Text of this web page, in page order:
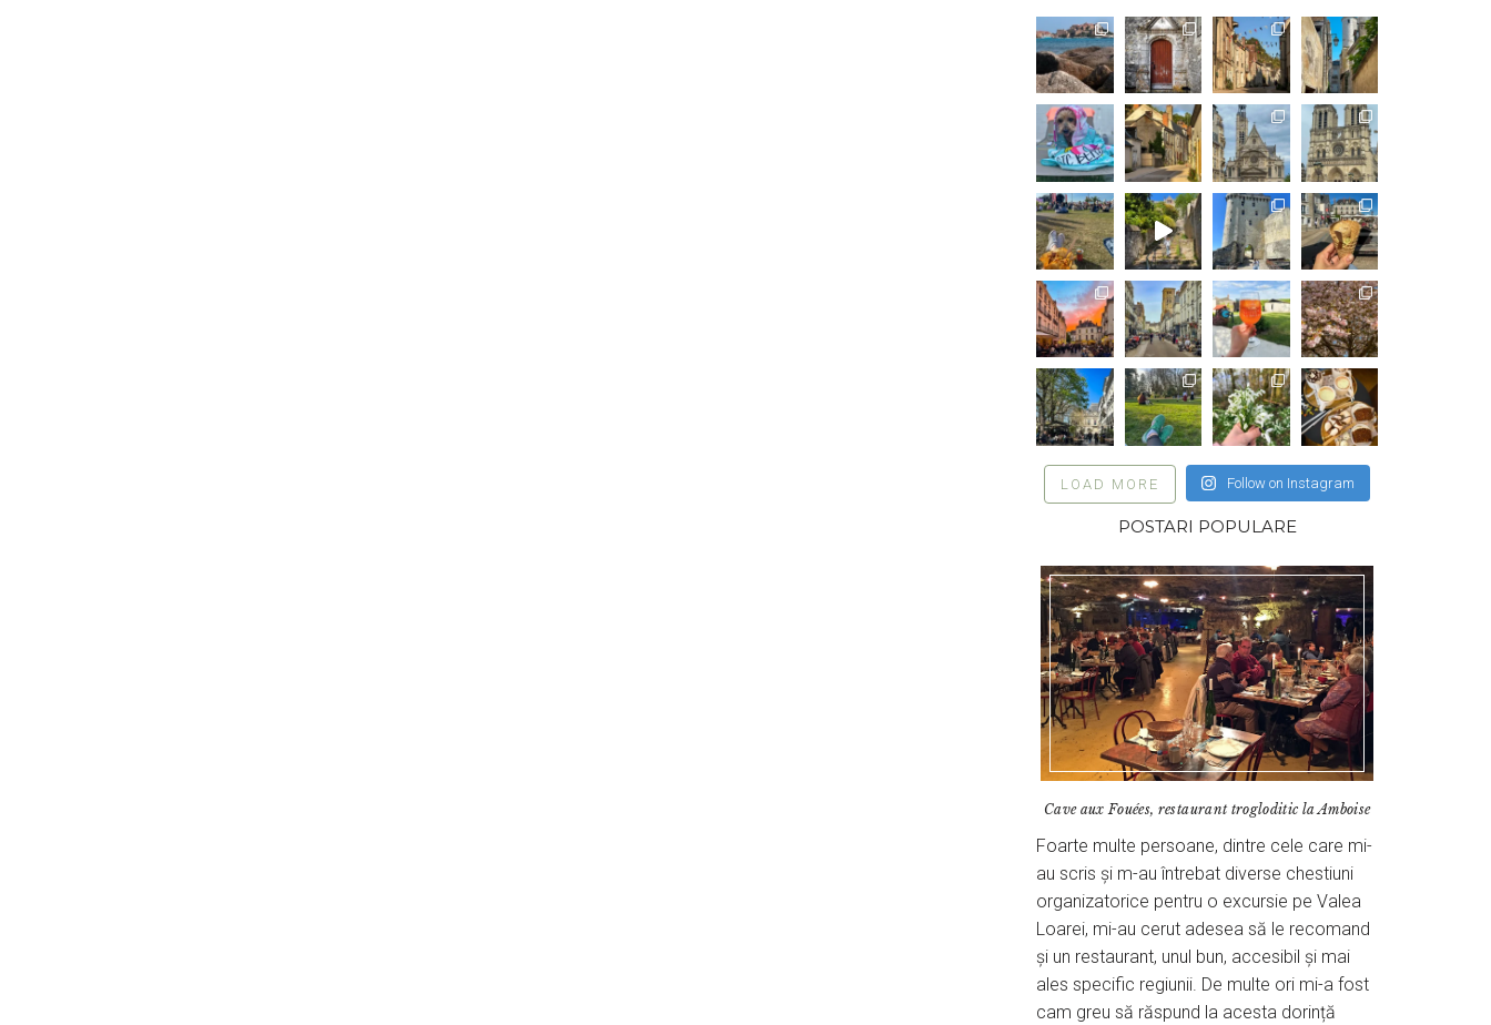
LOAD MORE Follow on Instagram
POSTARI POPULARE
Cave aux Fouées, restaurant trogloditic la Amboise
Foarte multe persoane, dintre cele care mi-
au scris și m-au întrebat diverse chestiuni
organizatorice pentru o excursie pe Valea
Loarei, mi-au cerut adesea să le recomand
și un restaurant, unul bun, accesibil și mai
ales specific regiunii. De multe ori mi-a fost
cam greu să răspund la acesta dorință